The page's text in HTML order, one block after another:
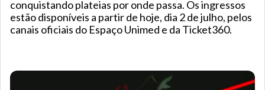
conquistando plateias por onde passa. Os ingressos
estão disponíveis a partir de hoje, dia 2 de julho, pelos
canais oficiais do Espaço Unimed e da Ticket360.